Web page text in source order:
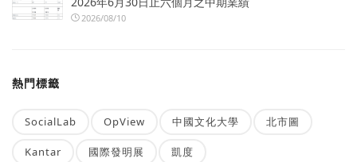
2026/08/10
熱門標籤
SocialLab OpView 中國文化大學 北市圖
Kantar 國際發明展 凱度